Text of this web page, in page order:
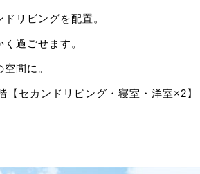
リビングを配置。
過ごせます。
間に。
セカンドリビング・寝室・洋室×2】